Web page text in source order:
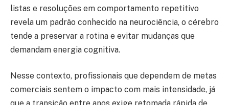
listas e resoluções em comportamento repetitivo
revela um padrão conhecido na neurociência, o cérebro
tende a preservar a rotina e evitar mudanças que
demandam energia cognitiva.
Nesse contexto, profissionais que dependem de metas
comerciais sentem o impacto com mais intensidade, já